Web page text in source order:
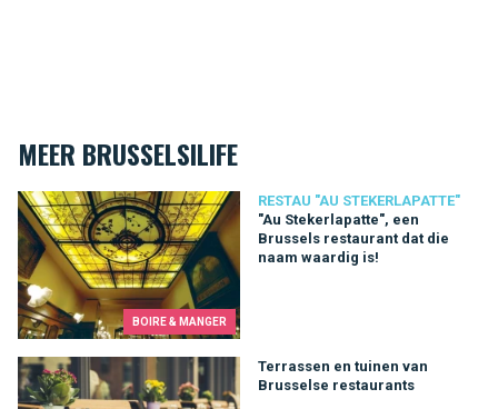
MEER BRUSSELSILIFE
BOIRE & MANGER
RESTAU "AU STEKERLAPATTE"
"Au Stekerlapatte", een
Brussels restaurant dat die
naam waardig is!
"Au Stekerlapatte", een Brussels restaurant dat die naam
Terrassen en tuinen van
Brusselse restaurants
Terrassen en tuinen van Brusselse restaurants